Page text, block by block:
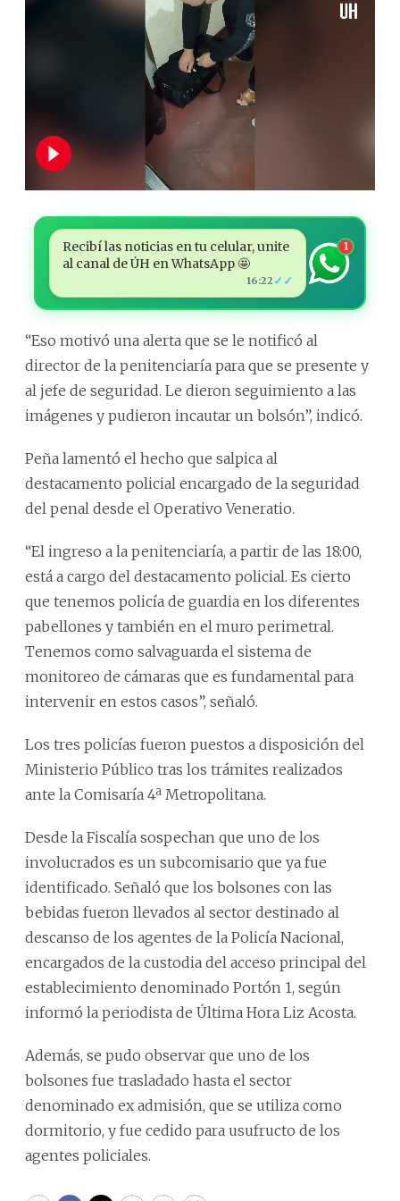
Recibí las noticias en tu celular, unite
al canal de ÚH en WhatsApp 🤩
16:22 ✓✓
1
“Eso motivó una alerta que se le notificó al
director de la penitenciaría para que se presente y
al jefe de seguridad. Le dieron seguimiento a las
imágenes y pudieron incautar un bolsón”, indicó.
Peña lamentó el hecho que salpica al
destacamento policial encargado de la seguridad
del penal desde el Operativo Veneratio.
“El ingreso a la penitenciaría, a partir de las 18:00,
está a cargo del destacamento policial. Es cierto
que tenemos policía de guardia en los diferentes
pabellones y también en el muro perimetral.
Tenemos como salvaguarda el sistema de
monitoreo de cámaras que es fundamental para
intervenir en estos casos”, señaló.
Los tres policías fueron puestos a disposición del
Ministerio Público tras los trámites realizados
ante la Comisaría 4ª Metropolitana.
Desde la Fiscalía sospechan que uno de los
involucrados es un subcomisario que ya fue
identificado. Señaló que los bolsones con las
bebidas fueron llevados al sector destinado al
descanso de los agentes de la Policía Nacional,
encargados de la custodia del acceso principal del
establecimiento denominado Portón 1, según
informó la periodista de Última Hora Liz Acosta.
Además, se pudo observar que uno de los
bolsones fue trasladado hasta el sector
denominado ex admisión, que se utiliza como
dormitorio, y fue cedido para usufructo de los
agentes policiales.